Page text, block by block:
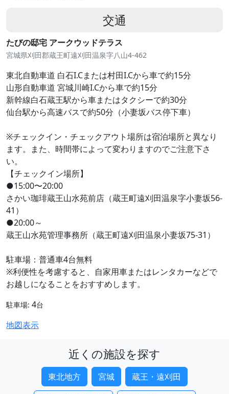
交通
たびの邸宅 アークウッドテラス
宮城県刈田郡蔵王町遠刈田温泉字八山4-462
東北自動車道 白石I.Cまたは村田I.Cから車で約15分
山形自動車道 宮城川崎I.Cから車で約15分
新幹線白石蔵王駅から車またはタクシーで約30分
仙台駅から高速バスで約50分（小妻坂バス停下車）
※チェックイン・チェックアウト場所は宿泊場所と異なり
ます。また、時間帯によって変わりますのでご注意下さ
い。
【チェックイン場所】
●15:00〜20:00
さかい珈琲蔵王山水苑前店（蔵王町遠刈田温泉字小妻坂56-
41）
●20:00～
蔵王山水苑管理事務所（蔵王町遠刈田温泉小妻坂75-31）
駐車場：普通車4台無料
※利便性を考慮すると、自家用車またはレンタカーなどで
お越しになることをおすすめします。
駐車場: 4台
地図表示
近くの施設を探す
東北地方 宮城 蔵王・遠刈田